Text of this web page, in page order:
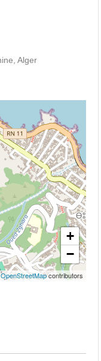
Alger
+
−
OpenStreetMapcontributors